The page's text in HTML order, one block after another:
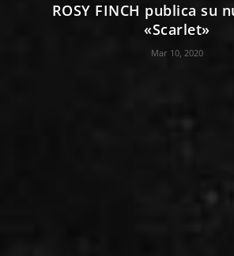
ROSY FINCH publica su
«Scarlet»
Mar 10, 2020